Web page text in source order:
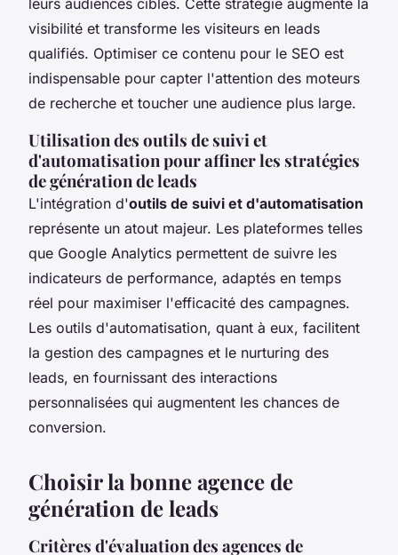
visibilité et transforme les visiteurs en leads
qualifiés. Optimiser ce contenu pour le SEO est
indispensable pour capter l'attention des moteurs
de recherche et toucher une audience plus large.
Utilisation des outils de suivi et
d'automatisation pour affiner les stratégies
de génération de leads
L'intégration d'outils de suivi et d'automatisation
représente un atout majeur. Les plateformes telles
que Google Analytics permettent de suivre les
indicateurs de performance, adaptés en temps
réel pour maximiser l'efficacité des campagnes.
Les outils d'automatisation, quant à eux, facilitent
la gestion des campagnes et le nurturing des
leads, en fournissant des interactions
personnalisées qui augmentent les chances de
conversion.
Choisir la bonne agence de
génération de leads
Critères d'évaluation des agences de